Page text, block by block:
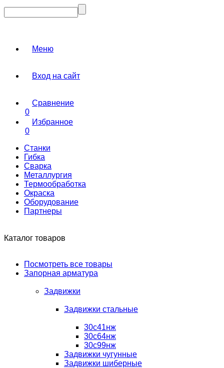
Меню
Вход на сайт
Сравнение
0
Избранное
0
Станки
Гибка
Сварка
Металлургия
Термообработка
Окраска
Оборудование
Партнеры
Каталог товаров
Посмотреть все товары
Запорная арматура
Задвижки
Задвижки стальные
30с41нж
30с64нж
30с99нж
Задвижки чугунные
Задвижки шиберные